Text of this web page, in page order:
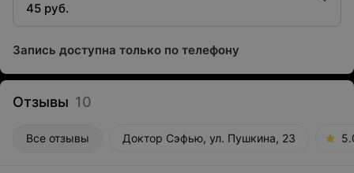
45 руб.
Запись доступна только по телефону
Отзывы 10
Все отзывы Доктор Сэфью, ул. Пушкина, 23